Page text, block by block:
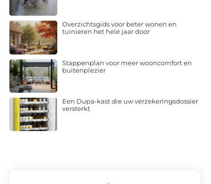
Overzichtsgids voor beter wonen en
tuinieren het hele jaar door
Stappenplan voor meer wooncomfort en
buitenplezier
Een Dupa-kast die uw verzekeringsdossier
versterkt